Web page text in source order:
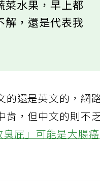
菜水果，早上都
解，還是代表我
的還是英文的，網
肯，但中文的則不
臭屁」可能是大腸癌